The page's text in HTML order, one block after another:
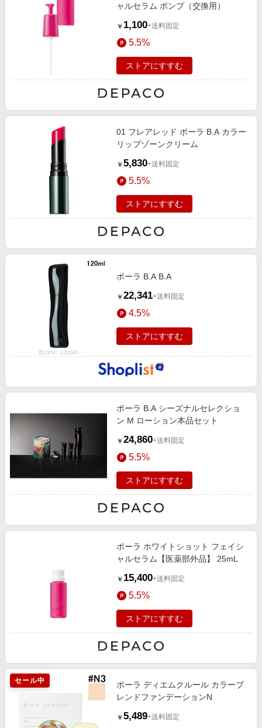
ャルセラム ポンプ（交換用）
￥ 1,100+送料固定
5.5%
ストアにすすむ
01 フレアレッド ポーラ B.A カラー
リップゾーンクリーム
￥ 5,830+送料固定
5.5%
ストアにすすむ
ポーラ B.A B.A
￥ 22,341+送料固定
4.5%
ストアにすすむ
ポーラ B.A シーズナルセレクショ
ン M ローション本品セット
￥ 24,860+送料固定
5.5%
ストアにすすむ
ポーラ ホワイトショット フェイシ
ャルセラム【医薬部外品】 25mL
￥ 15,400+送料固定
5.5%
ストアにすすむ
セール中
ポーラ ディエムクルール カラーブ
レンドファンデーションN
￥ 5,489+送料固定